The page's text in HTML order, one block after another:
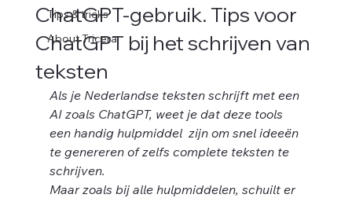
Tips & tricks
About Tricera
ChatGPT-gebruik. Tips voor
ChatGPT bij het schrijven van
teksten
Als je Nederlandse teksten schrijft met een
AI zoals ChatGPT, weet je dat deze tools
een handig hulpmiddel  zijn om snel ideeën
te genereren of zelfs complete teksten te
schrijven.
Maar zoals bij alle hulpmiddelen, schuilt er